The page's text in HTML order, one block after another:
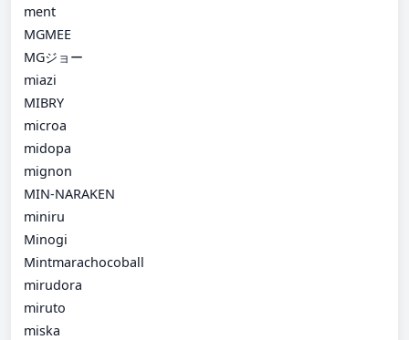
ment
MGMEE
MGジョー
miazi
MIBRY
microa
midopa
mignon
MIN-NARAKEN
miniru
Minogi
Mintmarachocoball
mirudora
miruto
miska